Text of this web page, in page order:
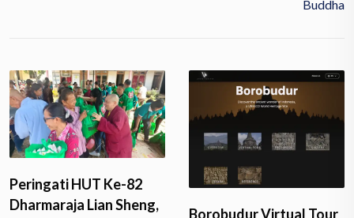
Buddha
Peringati HUT Ke-82
Dharmaraja Lian Sheng,
Borobudur Virtual Tour